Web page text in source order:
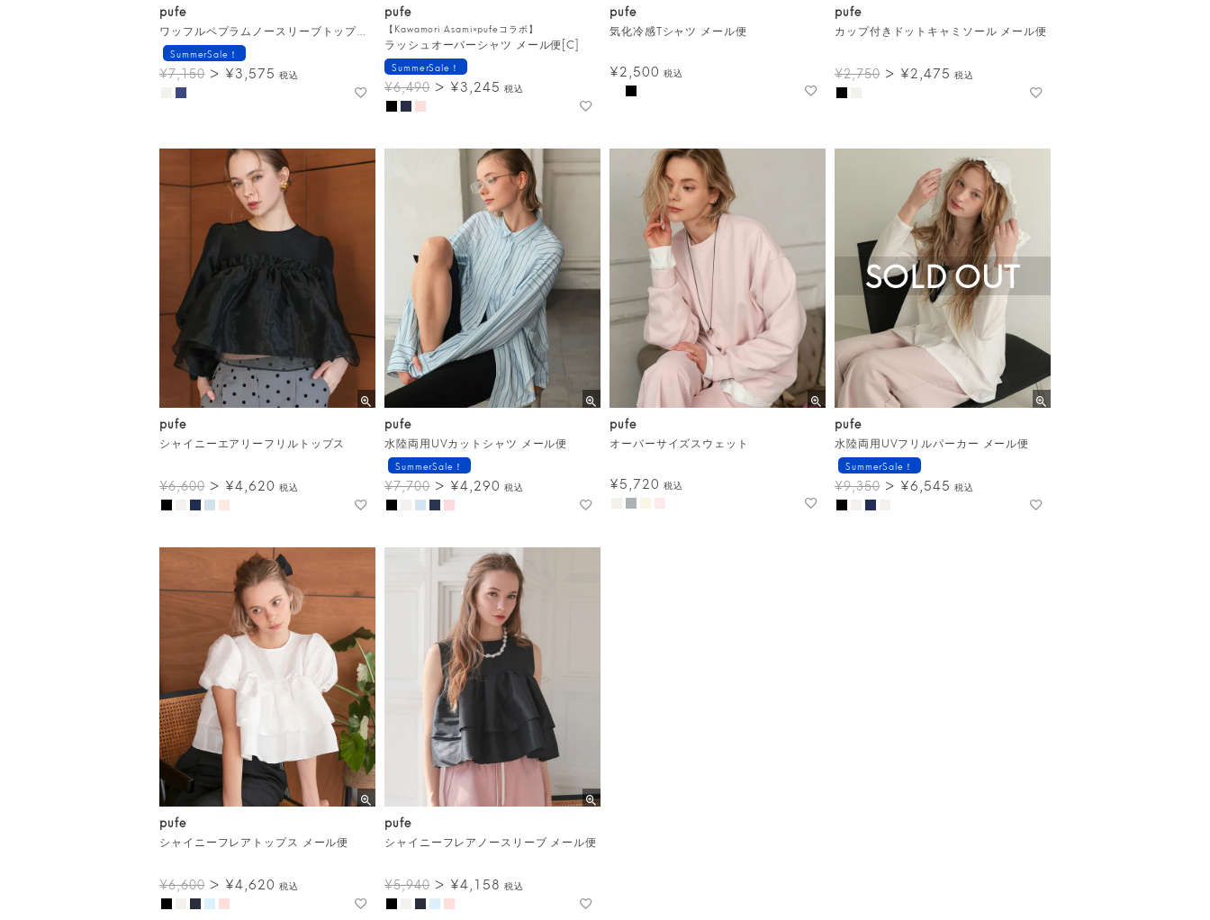
pufe
SummerSale！
¥7,150 ¥3,575 税込
pufe
【Kawamori Asami×pufeコラボ】
ラッシュオーバーシャツ メール便[C]
SummerSale！
¥6,490 ¥3,245 税込
pufe
気化冷感Tシャツ メール便
¥2,500 税込
pufe
カップ付きドットキャミソール メール便
¥2,750 ¥2,475 税込
pufe
シャイニーエアリーフリルトップス
¥6,600 ¥4,620 税込
pufe
水陸両用UVカットシャツ メール便
SummerSale！
¥7,700 ¥4,290 税込
pufe
オーバーサイズスウェット
¥5,720 税込
pufe
水陸両用UVフリルパーカー メール便
SummerSale！
¥9,350 ¥6,545 税込
SOLD OUT
pufe
シャイニーフレアトップス メール便
¥6,600 ¥4,620 税込
pufe
シャイニーフレアノースリーブ メール便
¥5,940 ¥4,158 税込